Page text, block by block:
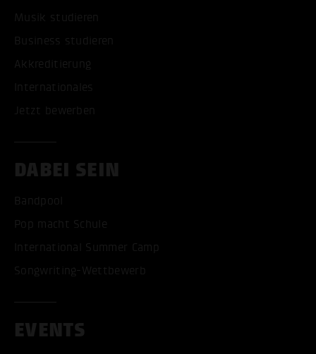
Musik studieren
Business studieren
Akkreditierung
Internationales
Jetzt bewerben
DABEI SEIN
Bandpool
Pop macht Schule
International Summer Camp
Songwriting-Wettbewerb
EVENTS